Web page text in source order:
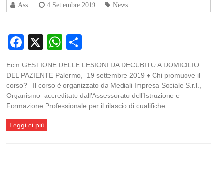
Ass. 4 Settembre 2019 News
Facebook
X WhatsApp
Ecm GESTIONE DELLE LESIONI DA DECUBITO A DOMICILIO
DEL PAZIENTE Palermo, 19 settembre 2019 ♦ Chi promuove il
corso? Il corso è organizzato da Mediali Impresa Sociale S.r.l.,
Organismo accreditato dall’Assessorato dell’Istruzione e
Formazione Professionale per il rilascio di qualifiche…
Leggi di più